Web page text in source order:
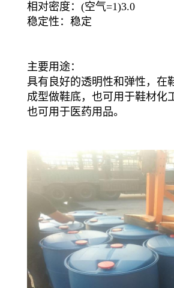
相对密度：(空气=1)3.0
稳定性：稳定
主要用途：
具有良好的透明性和弹性，在
成型做鞋底，也可用于鞋材化
也可用于医药用品。